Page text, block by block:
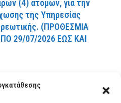
(4) ατόμων, για την
της Υπηρεσίας
(ΠPOΘEΣMIA
29/07/2026 EΩΣ KAI